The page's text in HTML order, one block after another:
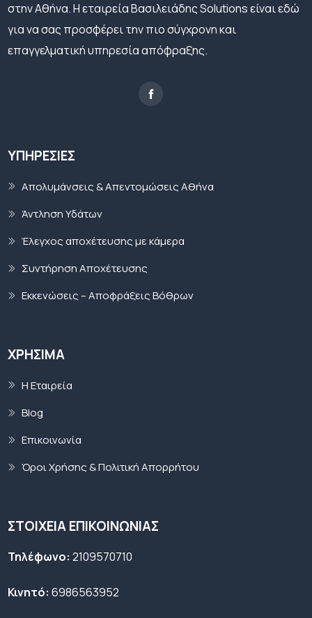
στην Αθήνα. Η εταιρεία Βασιλειάδης Solutions είναι εδώ
για να σας προσφέρει την πιο σύγχρονη και
επαγγελματική υπηρεσία απόφραξης.
ΥΠΗΡΕΣΊΕΣ
Απολυμάνσεις & Απεντομώσεις Αθήνα
Άντληση Υδάτων
Έλεγχος αποχέτευσης με κάμερα
Συντήρηση Αποχέτευσης
Εκκενώσεις – Αποφράξεις Βόθρων
ΧΡΉΣΙΜΑ
Η Εταιρεία
Blog
Επικοινωνία
Όροι Χρήσης & Πολιτική Απορρήτου
ΣΤΟΙΧΕΙΑ ΕΠΙΚΟΙΝΩΝΙΑΣ
Τηλέφωνο: 2109570710
Κινητό: 6986563952